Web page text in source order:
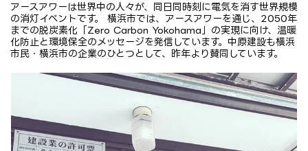
アースアワーは世界中の人々が、同日同時刻に電気を消す世界規模
の消灯イベントです。 横浜市では、アースアワーを通じ、2050年
までの脱炭素化「Zero Carbon Yokohama」の実現に向け、温暖
化防止と環境保全のメッセージを発信しています。中原建設も横浜
市民・横浜市の企業のひとつとして、昨年より賛同しています。